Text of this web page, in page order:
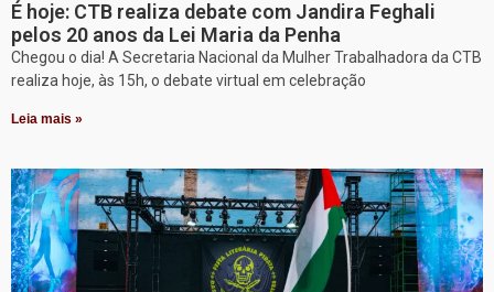
É hoje: CTB realiza debate com Jandira Feghali
pelos 20 anos da Lei Maria da Penha
Chegou o dia! A Secretaria Nacional da Mulher Trabalhadora da CTB
realiza hoje, às 15h, o debate virtual em celebração
Leia mais »